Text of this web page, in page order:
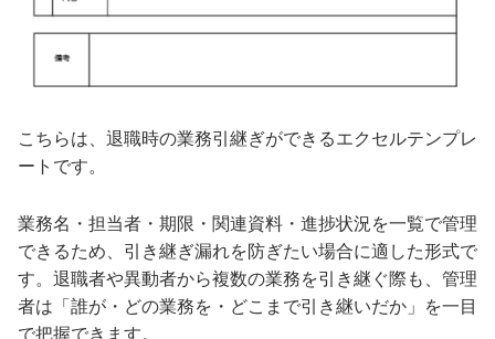
こちらは、退職時の業務引継ぎができるエクセルテンプレ
ートです。
業務名・担当者・期限・関連資料・進捗状況を一覧で管理
できるため、引き継ぎ漏れを防ぎたい場合に適した形式で
す。退職者や異動者から複数の業務を引き継ぐ際も、管理
者は「誰が・どの業務を・どこまで引き継いだか」を一目
で把握できます。